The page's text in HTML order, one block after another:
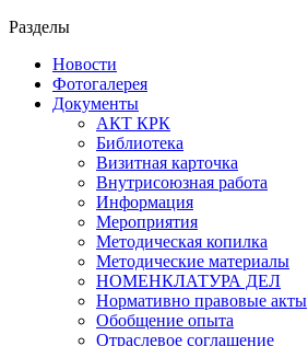
Разделы
Новости
Фотогалерея
Документы
АКТ КРК
Библиотека
Визитная карточка
Внутрисоюзная работа
Информация
Мероприятия
Методическая копилка
Методические материалы
НОМЕНКЛАТУРА ДЕЛ
Нормативно правовые акты
Обобщение опыта
Отраслевое соглашение